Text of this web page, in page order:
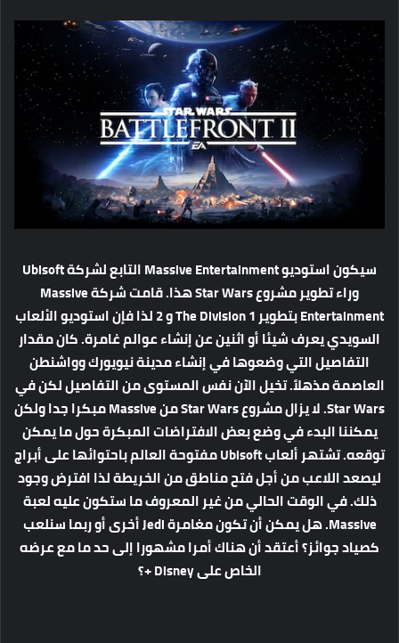
سيكون استوديو Massive Entertainment التابع لشركة Ubisoft
وراء تطوير مشروع Star Wars هذا. قامت شركة Massive
Entertainment بتطوير The Division 1 و 2 لذا فإن استوديو الألعاب
السويدي يعرف شيئا أو اثنين عن إنشاء عوالم غامرة. كان مقدار
التفاصيل التي وضعوها في إنشاء مدينة نيويورك وواشنطن
العاصمة مذهلاً. تخيل الآن نفس المستوى من التفاصيل لكن في
Star Wars. لا يزال مشروع Star Wars من Massive مبكرا جدا ولكن
يمكننا البدء في وضع بعض الافتراضات المبكرة حول ما يمكن
توقعه. تشتهر ألعاب Ubisoft مفتوحة العالم باحتوائها على أبراج
ليصعد اللاعب من أجل فتح مناطق من الخريطة لذا افترض وجود
ذلك. في الوقت الحالي من غير المعروف ما ستكون عليه لعبة
Massive. هل يمكن أن تكون مغامرة Jedi أخرى أو ربما سنلعب
كصياد جوائز؟ أعتقد أن هناك أمرا مشهورا إلى حد ما مع عرضه
الخاص على Disney +؟